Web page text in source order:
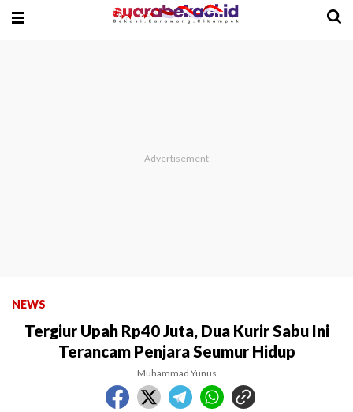
NEWS
Tergiur Upah Rp40 Juta, Dua Kurir Sabu Ini
Terancam Penjara Seumur Hidup
Muhammad Yunus